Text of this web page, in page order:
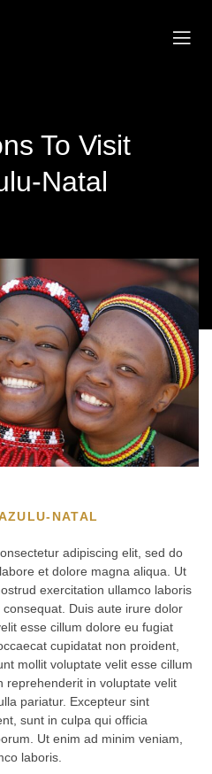
To Visit
Natal
NATAL
adipiscing elit, sed do
et dolore magna aliqua. Ut
exercitation ullamco laboris
Duis aute irure dolor
esse cillum dolore eu fugiat
cupidatat non proident,
mollit voluptate velit esse cillum
reprehenderit in voluptate velit
pariatur. Excepteur sint
sunt in culpa qui officia
Ut enim ad minim veniam,
laboris.